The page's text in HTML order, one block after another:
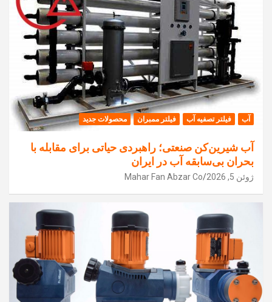
آب فیلتر تصفیه آب فیلتر ممبران محصولات جدید
آب شیرین‌کن صنعتی؛ راهبردی حیاتی برای مقابله با
بحران بی‌سابقه آب در ایران
ژوئن 5, 2026 Mahar Fan Abzar Co